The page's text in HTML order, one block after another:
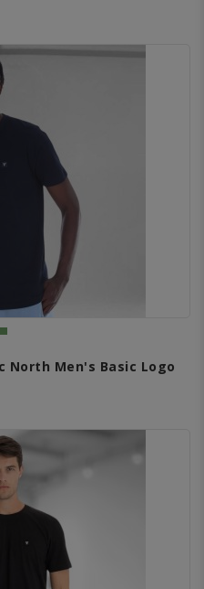
North Men's Basic Logo